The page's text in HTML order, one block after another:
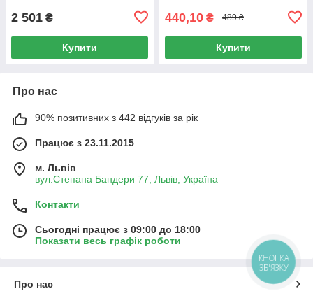
2 501 ₴
Купити
440,10 ₴ 489 ₴
Купити
Про нас
90% позитивних з 442 відгуків за рік
Працює з 23.11.2015
м. Львів
вул.Степана Бандери 77, Львів, Україна
Контакти
Сьогодні працює з 09:00 до 18:00
Показати весь графік роботи
Про нас
КНОПКА
ЗВ'ЯЗКУ